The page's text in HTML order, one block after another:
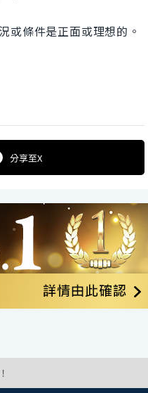
條件是正面或理想的。
分享至X